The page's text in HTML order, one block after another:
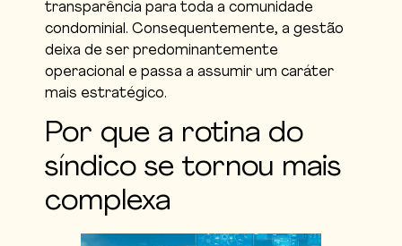
transparência para toda a comunidade
condominial. Consequentemente, a gestão
deixa de ser predominantemente
operacional e passa a assumir um caráter
mais estratégico.
Por que a rotina do
síndico se tornou mais
complexa